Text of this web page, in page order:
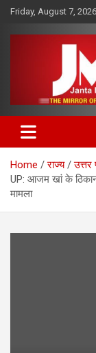
Skip
content
Friday, August 7, 2026
Janta
Home राज्य
UP: आजम खां के
मामला